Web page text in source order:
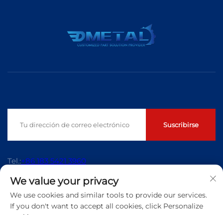
Suscribirse
Tel.:+86 183 5421 3960
Correo electrónico:[email protected]
We value your privacy
We use cookies and similar tools to provide our services.
If you don't want to accept all cookies, click Personalize